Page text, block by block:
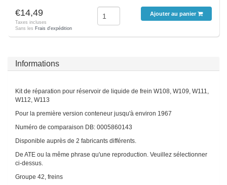
€14,49
Taxes incluses
Sans les Frais d'expédition
Ajouter au panier
Informations
Kit de réparation pour réservoir de liquide de frein W108, W109, W111,
W112, W113
Pour la première version conteneur jusqu'à environ 1967
Numéro de comparaison DB: 0005860143
Disponible auprès de 2 fabricants différents.
De ATE ou la même phrase qu'une reproduction. Veuillez sélectionner
ci-dessus.
Groupe 42, freins